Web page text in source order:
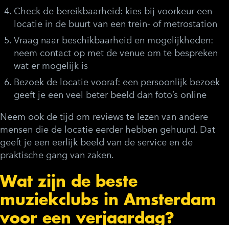
Check de bereikbaarheid: kies bij voorkeur een
locatie in de buurt van een trein- of metrostation
Vraag naar beschikbaarheid en mogelijkheden:
neem contact op met de venue om te bespreken
wat er mogelijk is
Bezoek de locatie vooraf: een persoonlijk bezoek
geeft je een veel beter beeld dan foto’s online
Neem ook de tijd om reviews te lezen van andere
mensen die de locatie eerder hebben gehuurd. Dat
geeft je een eerlijk beeld van de service en de
praktische gang van zaken.
Wat zijn de beste
muziekclubs in Amsterdam
voor een verjaardag?